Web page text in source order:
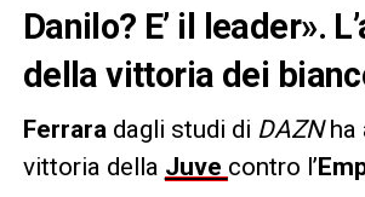
Danilo? E’ il leader».
della vittoria dei
Ferraradagli studi di DAZNha
vittoria della Juve contro l’